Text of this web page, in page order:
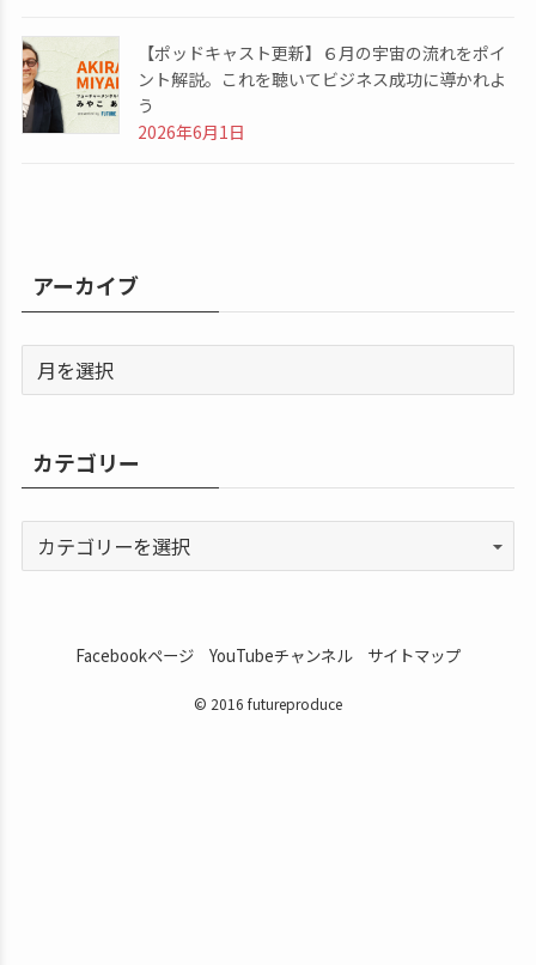
【ポッドキャスト更新】６月の宇宙の流れをポイ
ント解説。これを聴いてビジネス成功に導かれよ
う
2026年6月1日
アーカイブ
カテゴリー
Facebookページ YouTubeチャンネル サイトマップ
© 2016 futureproduce